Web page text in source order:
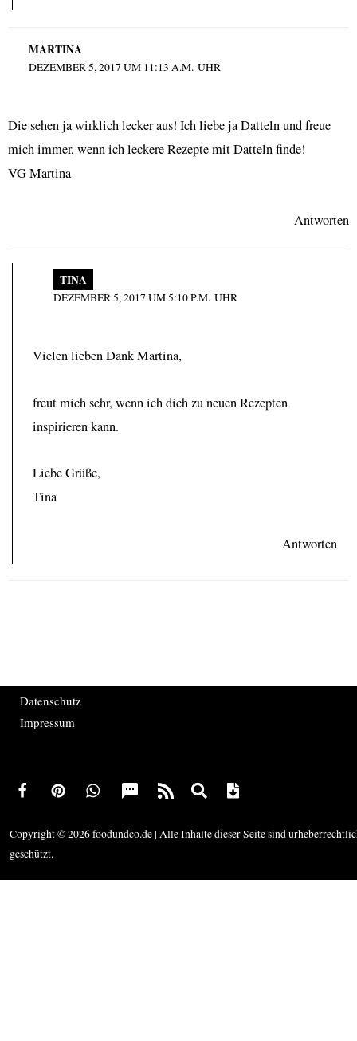
MARTINA
DEZEMBER 5, 2017 UM 11:13 A.M. UHR
Die sehen ja wirklich lecker aus! Ich liebe ja Datteln und freue
mich immer, wenn ich leckere Rezepte mit Datteln finde!
VG Martina
Antworten
TINA
DEZEMBER 5, 2017 UM 5:10 P.M. UHR
Vielen lieben Dank Martina,
freut mich sehr, wenn ich dich zu neuen Rezepten
inspirieren kann.
Liebe Grüße,
Tina
Antworten
Datenschutz
Impressum
Copyright © 2026 foodundco.de | Alle Inhalte dieser Seite sind
geschützt.